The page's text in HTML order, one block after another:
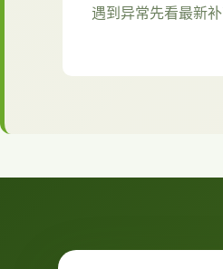
遇到异常先看最新补